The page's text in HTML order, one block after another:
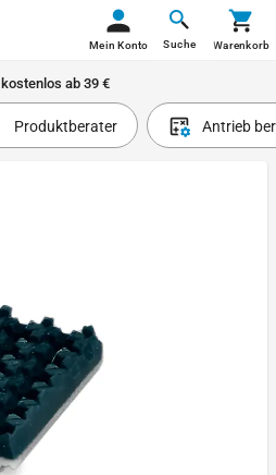
Suche
Mein Konto Warenkorb
kostenlos ab 39 €
Produktberater Antrieb